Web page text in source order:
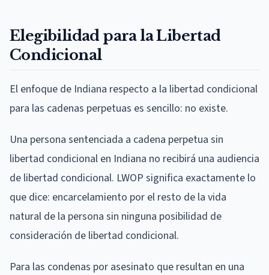
Elegibilidad para la Libertad
Condicional
El enfoque de Indiana respecto a la libertad condicional
para las cadenas perpetuas es sencillo: no existe.
Una persona sentenciada a cadena perpetua sin
libertad condicional en Indiana no recibirá una audiencia
de libertad condicional. LWOP significa exactamente lo
que dice: encarcelamiento por el resto de la vida
natural de la persona sin ninguna posibilidad de
consideración de libertad condicional.
Para las condenas por asesinato que resultan en una